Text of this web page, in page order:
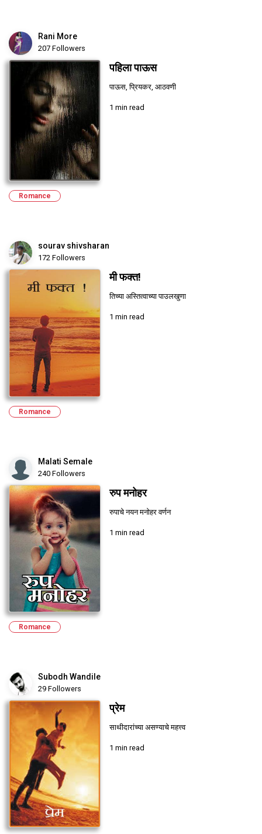
Rani More
207 Followers
पहिला पाऊस
पाऊस, प्रियकर, आठवणी
1 min read
Romance
sourav shivsharan
172 Followers
मी फक्त!
तिच्या अस्तित्वाच्या पाउलखुणा
1 min read
Romance
Malati Semale
240 Followers
रुप मनोहर
रुपाचे नयन मनोहर वर्णन
1 min read
Romance
Subodh Wandile
29 Followers
प्रेम
साथीदारांच्या असण्याचे महत्त्व
1 min read